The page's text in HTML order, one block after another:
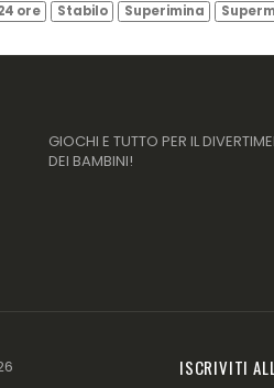
ore Stabilo Superimina
GIOCHI E TUTTO PER IL
DEI BAMBINI!
ISCRIVITI